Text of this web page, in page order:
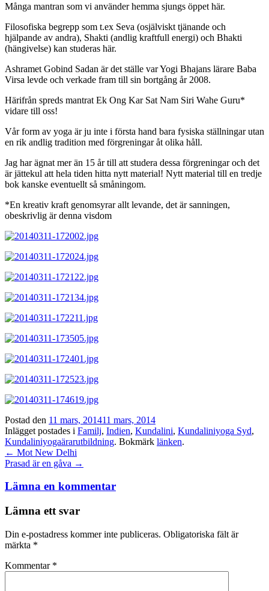
Många mantran som vi använder hemma sjungs öppet här.
Filosofiska begrepp som t.ex Seva (osjälviskt tjänande och
hjälpande av andra), Shakti (andlig kraftfull energi) och Bhakti
(hängivelse) kan studeras här.
Ashramet Gobind Sadan är det ställe var Yogi Bhajans lärare Baba
Virsa levde och verkade fram till sin bortgång år 2008.
Härifrån spreds mantrat Ek Ong Kar Sat Nam Siri Wahe Guru*
vidare till oss!
Vår form av yoga är ju inte i första hand bara fysiska ställningar utan
en rik andlig tradition med förgreningar åt olika håll.
Jag har ägnat mer än 15 år till att studera dessa förgreningar och det
är jättekul att hela tiden hitta nytt material! Nytt material till en tredje
bok kanske eventuellt så småningom.
*En kreativ kraft genomsyrar allt levande, det är sanningen,
obeskrivlig är denna visdom
Postad den 11 mars, 201411 mars, 2014
Inlägget postades i Familj, Indien, Kundalini, Kundaliniyoga Syd,
Kundaliniyogaärarutbildning. Bokmärk länken.
Inläggsnavigation
← Mot New Delhi
Prasad är en gåva →
Lämna en kommentar
Lämna ett svar
Din e-postadress kommer inte publiceras. Obligatoriska fält är
märkta *
Kommentar *